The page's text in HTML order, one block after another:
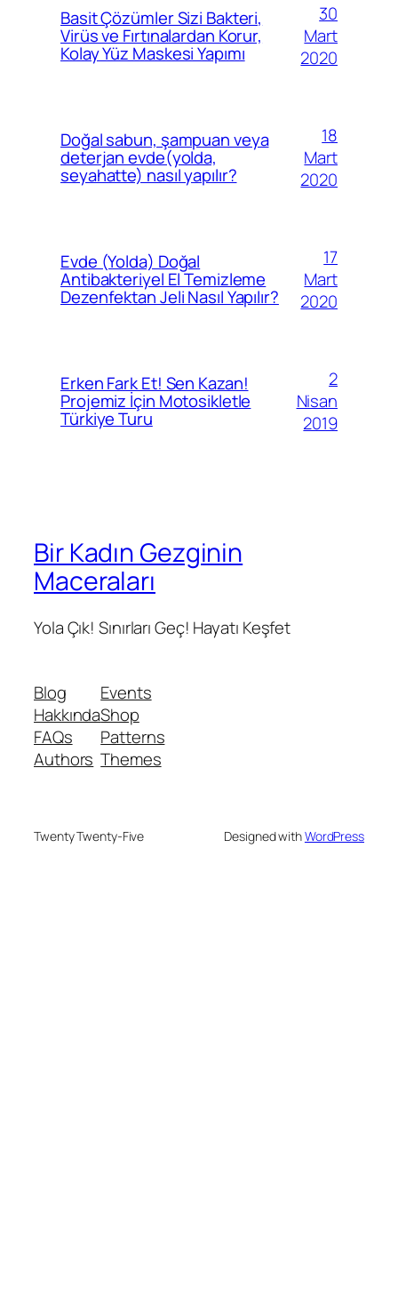
Basit Çözümler Sizi Bakteri,
Virüs ve Fırtınalardan Korur,
Kolay Yüz Maskesi Yapımı
30
Mart
2020
Doğal sabun, şampuan veya
deterjan evde(yolda,
seyahatte) nasıl yapılır?
18
Mart
2020
Evde (Yolda) Doğal
Antibakteriyel El Temizleme
Dezenfektan Jeli Nasıl Yapılır?
17
Mart
2020
Erken Fark Et! Sen Kazan!
Projemiz İçin Motosikletle
Türkiye Turu
2
Nisan
2019
Bir Kadın Gezginin
Maceraları
Yola Çık! Sınırları Geç! Hayatı Keşfet
Blog
Hakkında
FAQs
Authors
Events
Shop
Patterns
Themes
Twenty Twenty-Five Designed withWordPress